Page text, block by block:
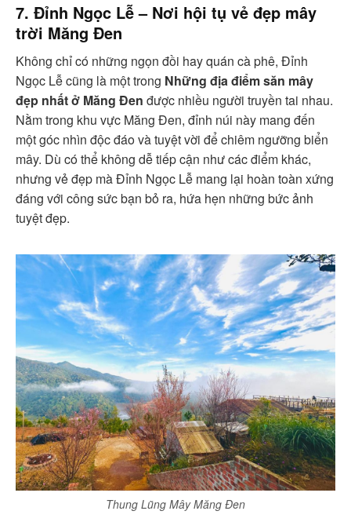
7. Đỉnh Ngọc Lễ – Nơi hội tụ vẻ đẹp mây
trời Măng Đen
Không chỉ có những ngọn đồi hay quán cà phê, Đỉnh
Ngọc Lễ cũng là một trong Những địa điểm săn mây
đẹp nhất ở Măng Đen được nhiều người truyền tai nhau.
Nằm trong khu vực Măng Đen, đỉnh núi này mang đến
một góc nhìn độc đáo và tuyệt vời để chiêm ngưỡng biển
mây. Dù có thể không dễ tiếp cận như các điểm khác,
nhưng vẻ đẹp mà Đỉnh Ngọc Lễ mang lại hoàn toàn xứng
đáng với công sức bạn bỏ ra, hứa hẹn những bức ảnh
tuyệt đẹp.
Thung Lũng Mây Măng Đen